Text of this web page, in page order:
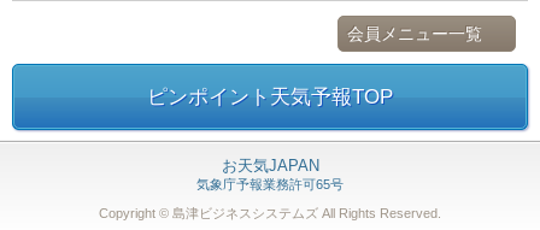
会員メニュー一覧
ピンポイント天気予報TOP
お天気JAPAN
気象庁予報業務許可65号
Copyright © 島津ビジネスシステムズ All Rights Reserved.